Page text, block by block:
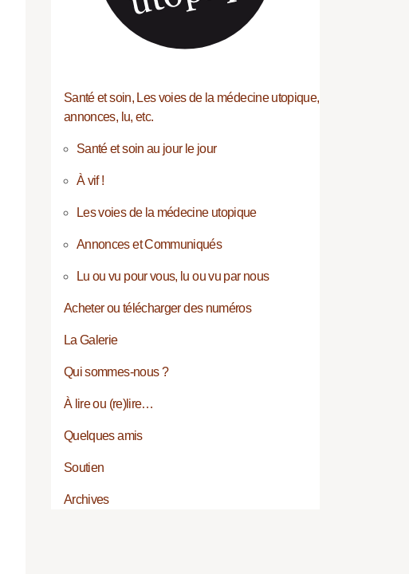
Santé et soin, Les voies de la médecine utopique,
annonces, lu, etc.
Santé et soin au jour le jour
À vif !
Les voies de la médecine utopique
Annonces et Communiqués
Lu ou vu pour vous, lu ou vu par nous
Acheter ou télécharger des numéros
La Galerie
Qui sommes-nous ?
À lire ou (re)lire…
Quelques amis
Soutien
Archives